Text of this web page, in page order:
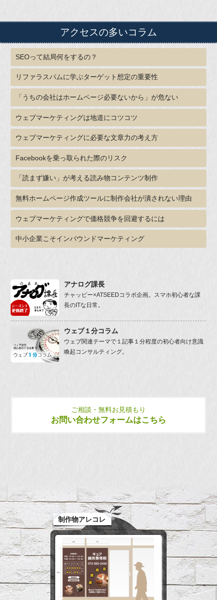
アクセスの多いコラム
SEOって結局何をするの？
リファラスパムに学ぶターゲット想定の重要性
「うちの会社はホームページ必要ないから」が危ない
ウェブマーケティングは地道にコツコツ
ウェブマーケティングに必要な文章力の考え方
Facebookを乗っ取られた際のリスク
「読まず嫌い」が考える読み物コンテンツ制作
無料ホームページ作成ツールに制作会社が潰されない理由
ウェブマーケティングで価格競争を回避するには
中小企業こそインバウンドマーケティング
アナログ課長
チャッピー×ATSEEDコラボ企画。スマホ初心者な課
長のITな日常。
ウェブ１分コラム
ウェブ関連テーマで１記事１分程度の初心者向け意識
喚起コンサルティング。
ご相談・無料お見積もり
お問い合わせフォームはこちら
制作物アレコレ